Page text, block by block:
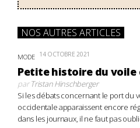
NOS AUTRES ARTICLES
MODE 14 OCTOBRE 2021
Petite histoire du voile
parTristan Hinschberger
Si les débats concernant le port du
occidentale apparaissent encore
dans les journaux, il ne faut pas